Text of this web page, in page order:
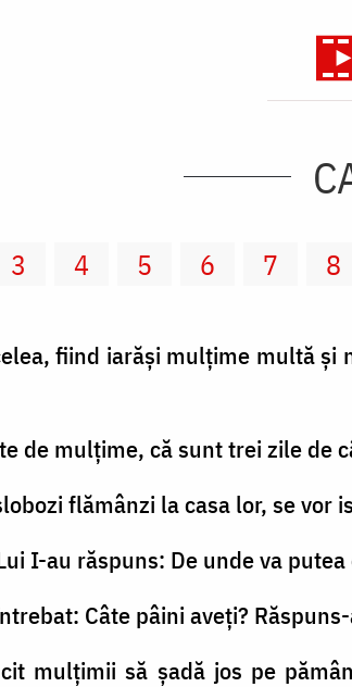
3 4 5 6 7 8
fiind iarăşi mulţime multă şi
de mulţime, că sunt trei zile de
flămânzi la casa lor, se
I-au răspuns: De unde va
Câte pâini aveţi?
mulţimii să şadă jos pe